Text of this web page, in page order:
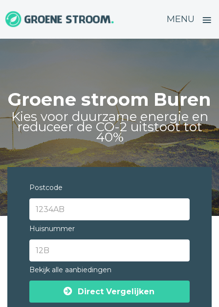
MENU ≡
Skip
to
content
Groene stroom Buren
Kies voor duurzame energie en
reduceer de CO-2 uitstoot tot
40%
Postcode
Huisnummer
Bekijk alle aanbiedingen
Direct Vergelijken